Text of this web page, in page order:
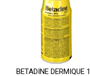
BETADINE DERMIQUE